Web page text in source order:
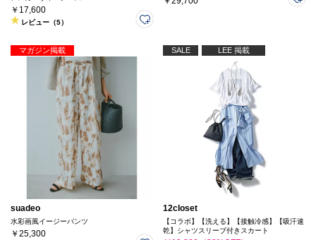
￥17,600
レビュー（5）
マガジン掲載
suadeo
水彩画風イージーパンツ
￥25,300
SALE LEE 掲載
12closet
【コラボ】【洗える】【接触冷感】【吸汗速
乾】シャツスリーブ付きスカート